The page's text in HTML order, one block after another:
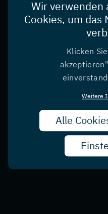
Wir verwenden
Cookies, um das
Klicken
Weitere
Alle